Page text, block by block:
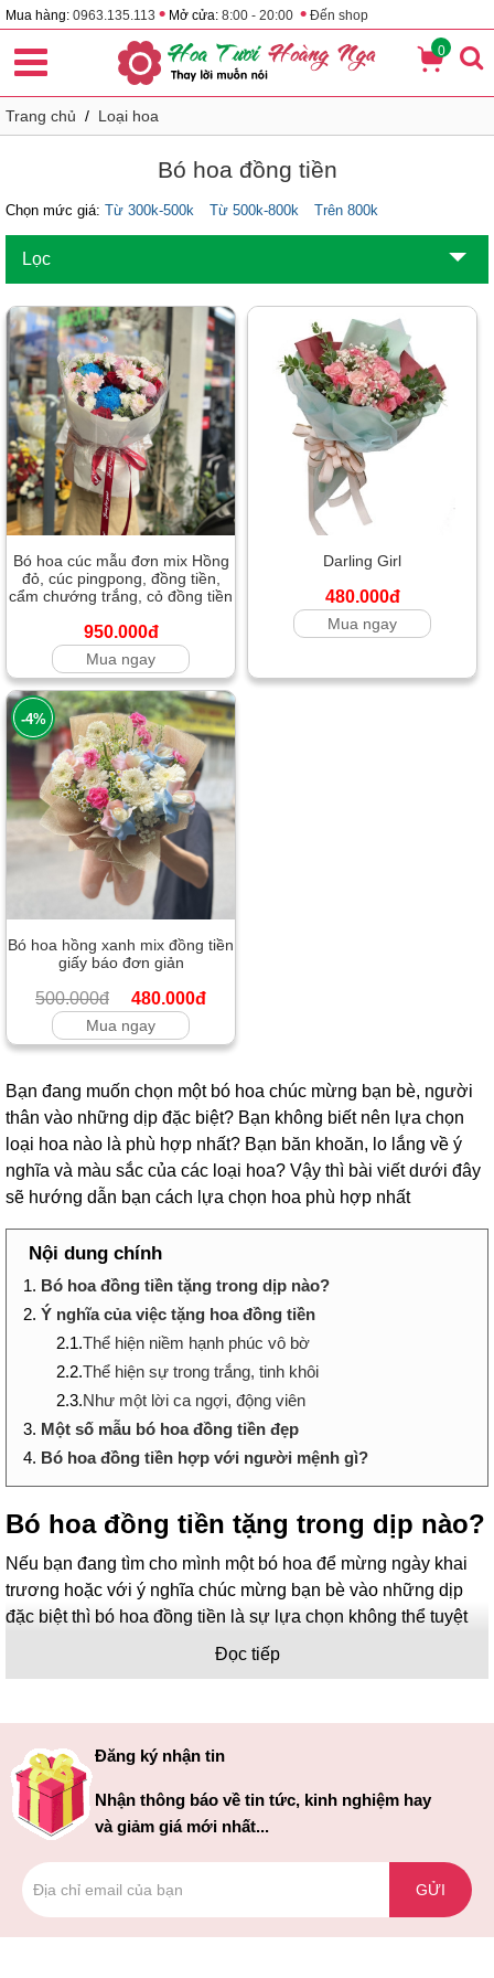
Mua hàng: 0963.135.113 • Mở cửa: 8:00 - 20:00 • Đến shop
0
Trang chủ / Loại hoa
Bó hoa đồng tiền
Chọn mức giá: Từ 300k-500k Từ 500k-800k Trên 800k
Lọc
Bó hoa cúc mẫu đơn mix Hồng
đỏ, cúc pingpong, đồng tiền,
cẩm chướng trắng, cỏ đồng tiền
950.000đ
Mua ngay
Darling Girl
480.000đ
Mua ngay
-4%
Bó hoa hồng xanh mix đồng tiền
giấy báo đơn giản
500.000đ 480.000đ
Mua ngay
Bạn đang muốn chọn một bó hoa chúc mừng bạn bè, người
thân vào những dịp đặc biệt? Bạn không biết nên lựa chọn
loại hoa nào là phù hợp nhất? Bạn băn khoăn, lo lắng về ý
nghĩa và màu sắc của các loại hoa? Vậy thì bài viết dưới đây
sẽ hướng dẫn bạn cách lựa chọn hoa phù hợp nhất
Nội dung chính
1. Bó hoa đồng tiền tặng trong dịp nào?
2. Ý nghĩa của việc tặng hoa đồng tiền
2.1.Thể hiện niềm hạnh phúc vô bờ
2.2.Thể hiện sự trong trắng, tinh khôi
2.3.Như một lời ca ngợi, động viên
3. Một số mẫu bó hoa đồng tiền đẹp
4. Bó hoa đồng tiền hợp với người mệnh gì?
Bó hoa đồng tiền tặng trong dịp nào?
Nếu bạn đang tìm cho mình một bó hoa để mừng ngày khai
trương hoặc với ý nghĩa chúc mừng bạn bè vào những dịp
đặc biệt thì bó hoa đồng tiền là sự lựa chọn không thể tuyệt
khôi như một lời chúc mừng chân thành nhất đối với những
người bạn yêu quý về những điều may mắn sắp tới, về một
tương lai rạng rỡ, ngập tràn hạnh phúc sau này.
Hoặc một bó hoa đồng tiền đồng màu: màu vàng, màu đỏ,
màu xanh, màu hồng… được điểm thêm vào đó: hoa baby,
hoa sao sẽ là một sự lựa chọn tuyệt vời. Nó không những có
vẻ đẹp độc đáo, tươi mới, hài hòa về bố cục mà còn có ý
Đọc tiếp
Đăng ký nhận tin
Nhận thông báo về tin tức, kinh nghiệm hay
và giảm giá mới nhất...
GỬI